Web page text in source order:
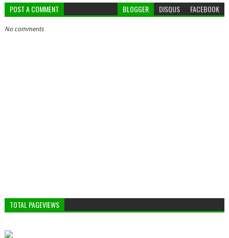
POST A COMMENT BLOGGER DISQUS FACEBOOK
No comments
TOTAL PAGEVIEWS